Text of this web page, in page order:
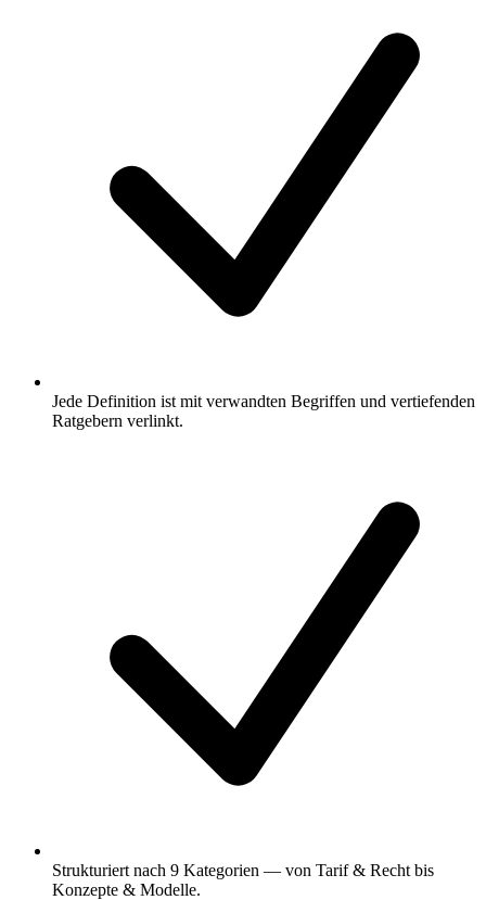
Jede Definition ist mit verwandten Begriffen und vertiefenden
Ratgebern verlinkt.
Strukturiert nach 9 Kategorien — von Tarif & Recht bis
Konzepte & Modelle.